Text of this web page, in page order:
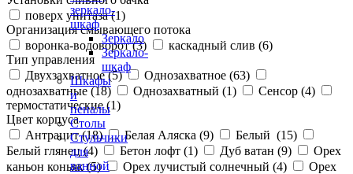
зеркало-
шкаф
Зеркало
Зеркало-
шкаф
Шкафы
и
пеналы
Столы
Стульчики
для
ванной
поверх унитаза (1)
Организация смывающего потока
воронка-водоворот (3) каскадный слив (6)
Тип управления
Двухзахватное (5) Однозахватное (63)
однозахватные (18) Однозахватный (1) Сенсор (4)
термостатические (1)
Цвет корпуса
Антрацит (18) Белая Аляска (9) Белый (15)
Белый глянец (4) Бетон лофт (1) Дуб ватан (9)
Орех
каньон коньяк (5) Орех лучистый солнечный (4)
Орех